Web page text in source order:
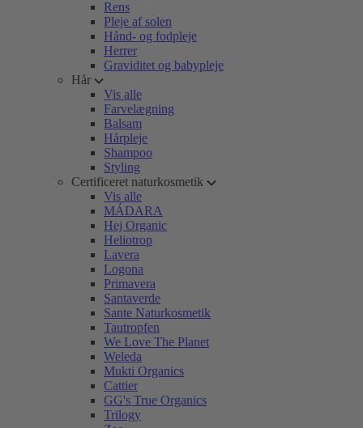
Rens
Pleje af solen
Hånd- og fodpleje
Herrer
Graviditet og babypleje
Hår
Vis alle
Farvelægning
Balsam
Hårpleje
Shampoo
Styling
Certificeret naturkosmetik
Vis alle
MÁDARA
Hej Organic
Heliotrop
Lavera
Logona
Primavera
Santaverde
Sante Naturkosmetik
Tautropfen
We Love The Planet
Weleda
Mukti Organics
Cattier
GG's True Organics
Trilogy